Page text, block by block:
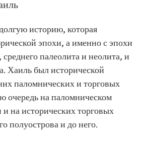
историю, которая
эпохи, а именно с эпохи
среднего палеолита и неолита, и
Хаиль был исторической
паломнических и торговых
очередь на паломническом
на исторических торговых
полуострова и до него.